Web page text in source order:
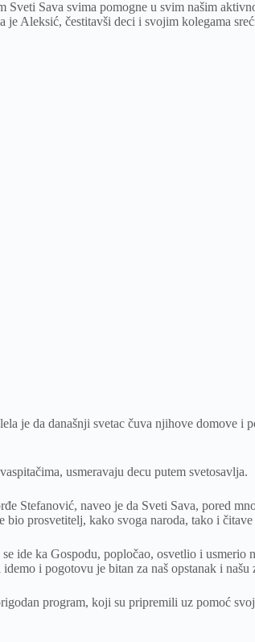
Sveti Sava svima pomogne u svim našim
je Aleksić, čestitavši deci i svojim kolegama
je da današnji svetac čuva njihove domove i
usmeravaju decu putem svetosavlja.
Stefanović, naveo je da Sveti Sava, pored
prosvetitelj, kako svoga naroda, tako i čitave
ide ka Gospodu, popločao, osvetlio i usmerio
i pogotovu je bitan za naš opstanak i našu
program, koji su pripremili uz pomoć